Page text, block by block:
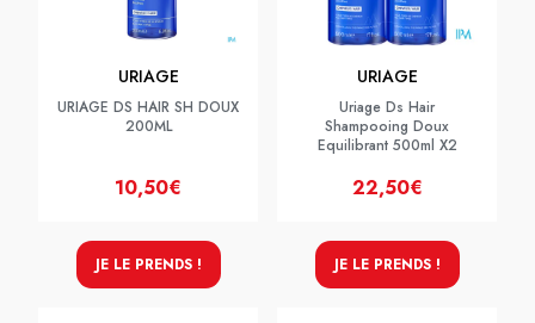
URIAGE
URIAGE DS HAIR SH DOUX
200ML
10,50€
JE LE PRENDS !
URIAGE
Uriage Ds Hair
Shampooing Doux
Equilibrant 500ml X2
22,50€
JE LE PRENDS !